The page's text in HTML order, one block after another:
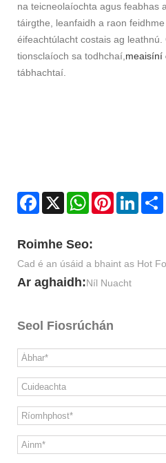
na teicneolaíochta agus feabhas
táirgthe, leanfaidh a raon
éifeachtúlacht costais ag
tionsclaíoch sa todhchaí, meaisíní
tábhachtaí.
Facebook
X WhatsAppPinterest
Roimhe Seo:
Cad é an úsáid a bhaint as Hot
Ar aghaidh:Níl Nuacht
Seol Fiosrúchán